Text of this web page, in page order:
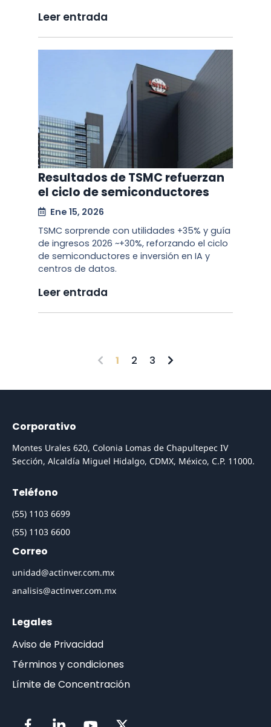
Leer entrada
Resultados de TSMC refuerzan
el ciclo de semiconductores
Ene 15, 2026
TSMC sorprende con utilidades +35% y guía
de ingresos 2026 ~+30%, reforzando el ciclo
de semiconductores e inversión en IA y
centros de datos.
Leer entrada
1 2 3
Corporativo
Montes Urales 620, Colonia Lomas de Chapultepec IV
Sección, Alcaldía Miguel Hidalgo, CDMX, México, C.P. 11000.
Teléfono
(55) 1103 6699
(55) 1103 6600
Correo
unidad@actinver.com.mx
analisis@actinver.com.mx
Legales
Aviso de Privacidad
Términos y condiciones
Límite de Concentración